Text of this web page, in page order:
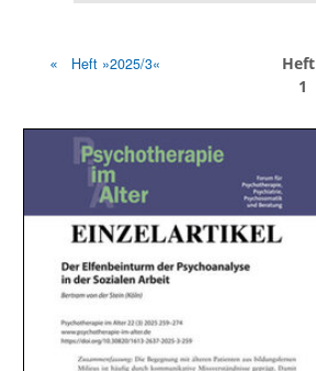
Heft »2025/3«
Heft
1